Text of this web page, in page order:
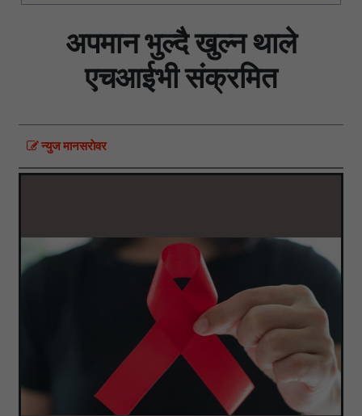
अपमान भुल्दै खुल्न थाले
एचआईभी संक्रमित
न्युज मानसराेवर